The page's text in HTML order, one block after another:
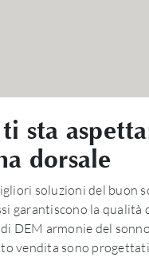
sta
dorsale
soluzioni del buon
garantiscono la
DEM armonie del
vendita sono